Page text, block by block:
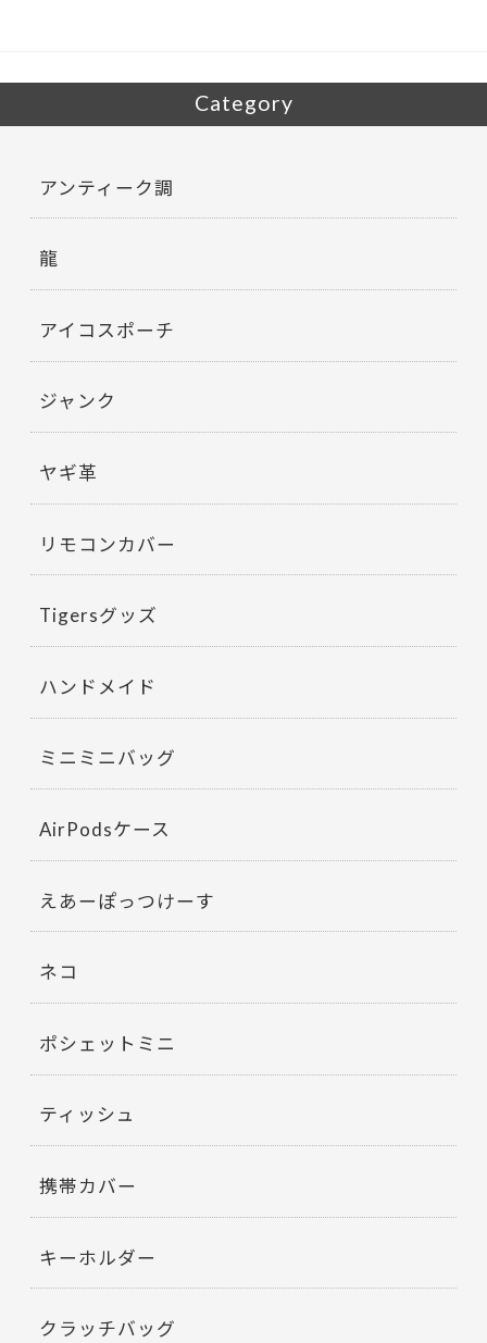
Category
アンティーク調
龍
アイコスポーチ
ジャンク
ヤギ革
リモコンカバー
Tigersグッズ
ハンドメイド
ミニミニバッグ
AirPodsケース
えあーぽっつけーす
ネコ
ポシェットミニ
ティッシュ
携帯カバー
キーホルダー
クラッチバッグ